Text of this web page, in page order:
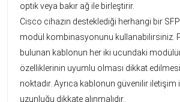
optik veya bakır ağ ile birleştirir.
Cisco cihazın desteklediği herhangi bir
modül kombinasyonunu kullanabilirsiniz.
bulunan kablonun her iki ucundaki
özelliklerinin uyumlu olması dikkat
noktadır. Ayrıca kablonun güvenilir
uzunluğu dikkate alınmalıdır.